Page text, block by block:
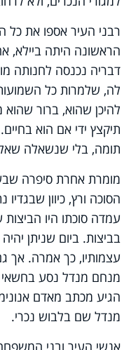
רבני העיר אספו את כל
הראשונה היתה ביילא,
דבריה נכנסה לחנותה
לה, שלמרות כל
להיכן שהוא, ברור
תיקצץ ידי אם הוא
תומה, בלי שנשאלה
מומרת אחרת סיפרה
הסוכה ורץ, כיוון
עמדה סוכתו היו
בביצות. ביום שניתן
עצמותיו, כך אמרה. אך
מנחם מנדל נסע
הגיע מכתב מאדם
מנדל שם בלבוש נכרי.
אנשי העיר ובני